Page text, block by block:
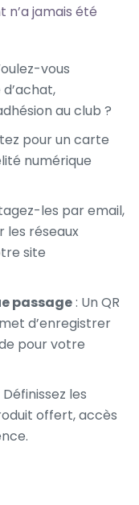
jamais été
vous
au club ?
pour un carte
numérique
les par email,
les réseaux
site
passage: Un QR
d’enregistrer
pour votre
Définissez les
offert, accès